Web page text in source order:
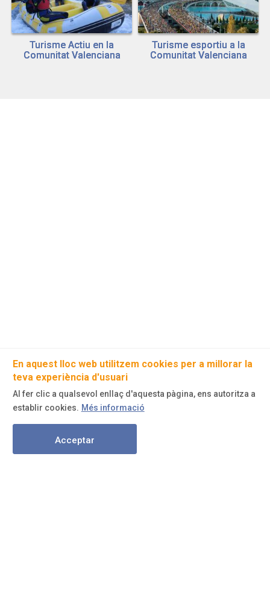
Turisme Actiu en la
Comunitat Valenciana
Turisme esportiu a la
Comunitat Valenciana
En aquest lloc web utilitzem cookies per a millorar la
teva experiència d'usuari
Al fer clic a qualsevol enllaç d'aquesta pàgina, ens autoritza a
establir cookies. Més informació
Acceptar